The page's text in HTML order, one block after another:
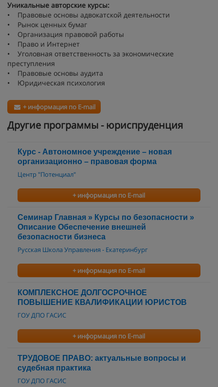
Уникальные авторские курсы:
• Правовые основы адвокатской деятельности
• Рынок ценных бумаг
• Организация правовой работы
• Право и Интернет
• Уголовная ответственность за экономические
преступления
• Правовые основы аудита
• Юридическая психология
+ информация по E-mail
Другие программы - юриспруденция
Курс - Автономное учреждение – новая
организационно – правовая форма
Центр "Потенциал"
+ информация по E-mail
Семинар Главная » Курсы по безопасности »
Описание Обеспечение внешней
безопасности бизнеса
Русская Школа Управления - Екатеринбург
+ информация по E-mail
КОМПЛЕКСНОЕ ДОЛГОСРОЧНОЕ
ПОВЫШЕНИЕ КВАЛИФИКАЦИИ ЮРИСТОВ
ГОУ ДПО ГАСИС
+ информация по E-mail
ТРУДОВОЕ ПРАВО: актуальные вопросы и
судебная практика
ГОУ ДПО ГАСИС